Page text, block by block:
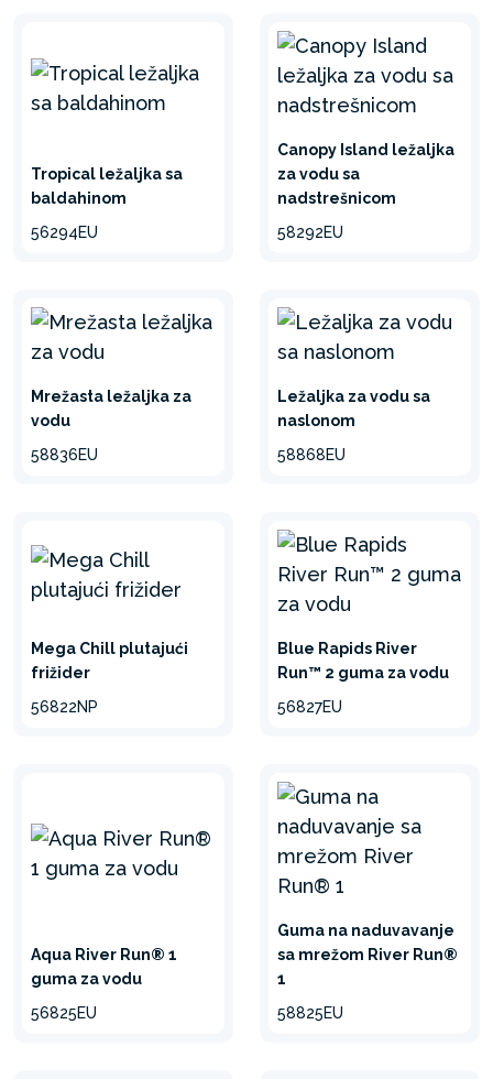
Tropical ležaljka sa
baldahinom
56294EU
Canopy Island ležaljka
za vodu sa
nadstrešnicom
58292EU
Mrežasta ležaljka za
vodu
58836EU
Ležaljka za vodu sa
naslonom
58868EU
Mega Chill plutajući
frižider
56822NP
Blue Rapids River
Run™ 2 guma za vodu
56827EU
Aqua River Run® 1
guma za vodu
56825EU
Guma na naduvavanje
sa mrežom River Run®
1
58825EU